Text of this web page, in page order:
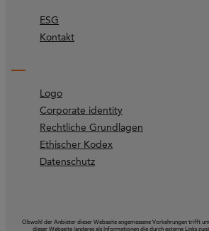
ESG
Kontakt
Logo
Corporate identity
Rechtliche Grundlagen
Ethischer Kodex
Datenschutz
Obwohl der Anbieter dieser Webseite angemessene Vorkehrungen trifft